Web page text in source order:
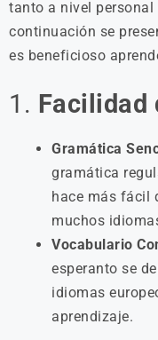
tanto a nivel
continuación se
es beneficioso
1. Facilidad
Gramática
gramática
hace más fácil
muchos
Vocabulario
esperanto se
idiomas
aprendizaje.